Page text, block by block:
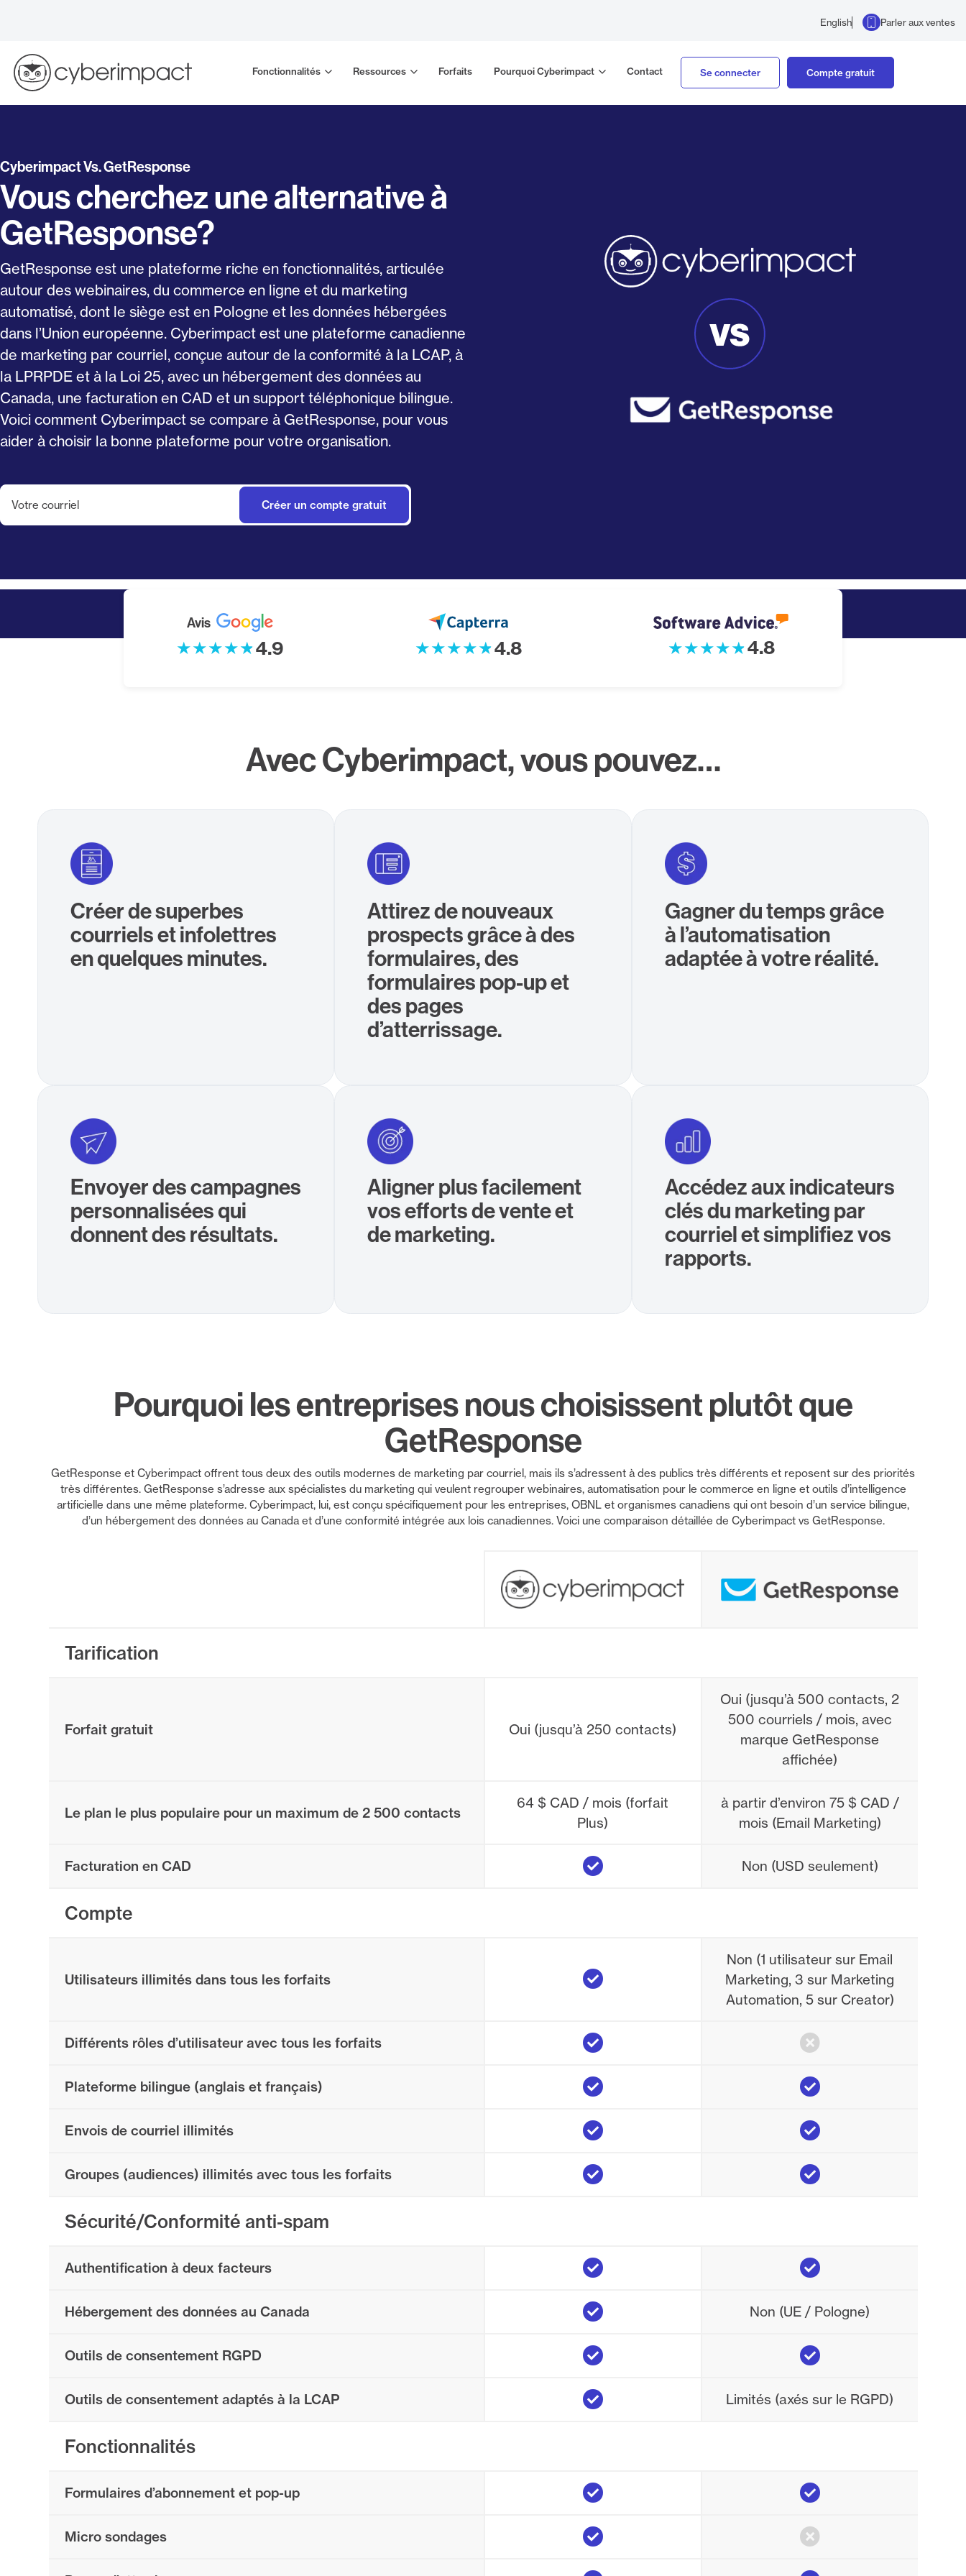
English Parler aux ventes
Fonctionnalités Ressources Forfaits Pourquoi Cyberimpact Contact Se connecter Compte gratuit
Cyberimpact Vs. GetResponse
Vous cherchez une alternative à
GetResponse?
GetResponse est une plateforme riche en fonctionnalités, articulée
autour des webinaires, du commerce en ligne et du marketing
automatisé, dont le siège est en Pologne et les données hébergées
dans l’Union européenne. Cyberimpact est une plateforme canadienne
de marketing par courriel, conçue autour de la conformité à la LCAP, à
la LPRPDE et à la Loi 25, avec un hébergement des données au
Canada, une facturation en CAD et un support téléphonique bilingue.
Voici comment Cyberimpact se compare à GetResponse, pour vous
aider à choisir la bonne plateforme pour votre organisation.
Avis
4.9 4.8 4.8
Avec Cyberimpact, vous pouvez…
Créer de superbes
courriels et infolettres
en quelques minutes.
Attirez de nouveaux
prospects grâce à des
formulaires, des
formulaires pop-up et
des pages
d’atterrissage.
Gagner du temps grâce
à l’automatisation
adaptée à votre réalité.
Envoyer des campagnes
personnalisées qui
donnent des résultats.
Aligner plus facilement
vos efforts de vente et
de marketing.
Accédez aux indicateurs
clés du marketing par
courriel et simplifiez vos
rapports.
Pourquoi les entreprises nous choisissent plutôt que
GetResponse
GetResponse et Cyberimpact offrent tous deux des outils modernes de marketing par courriel, mais ils s’adressent à des publics très différents et reposent sur des priorités
très différentes. GetResponse s’adresse aux spécialistes du marketing qui veulent regrouper webinaires, automatisation pour le commerce en ligne et outils d’intelligence
artificielle dans une même plateforme. Cyberimpact, lui, est conçu spécifiquement pour les entreprises, OBNL et organismes canadiens qui ont besoin d’un service bilingue,
d’un hébergement des données au Canada et d’une conformité intégrée aux lois canadiennes. Voici une comparaison détaillée de Cyberimpact vs GetResponse.
Tarification
Forfait gratuit Oui (jusqu’à 250 contacts)
Oui (jusqu’à 500 contacts, 2
500 courriels / mois, avec
marque GetResponse
affichée)
Le plan le plus populaire pour un maximum de 2 500 contacts
64 $ CAD / mois (forfait
Plus)
à partir d’environ 75 $ CAD /
mois (Email Marketing)
Facturation en CAD Non (USD seulement)
Compte
Utilisateurs illimités dans tous les forfaits
Non (1 utilisateur sur Email
Marketing, 3 sur Marketing
Automation, 5 sur Creator)
Différents rôles d’utilisateur avec tous les forfaits
Plateforme bilingue (anglais et français)
Envois de courriel illimités
Groupes (audiences) illimités avec tous les forfaits
Sécurité/Conformité anti-spam
Authentification à deux facteurs
Hébergement des données au Canada Non (UE / Pologne)
Outils de consentement RGPD
Outils de consentement adaptés à la LCAP Limités (axés sur le RGPD)
Fonctionnalités
Formulaires d’abonnement et pop-up
Micro sondages